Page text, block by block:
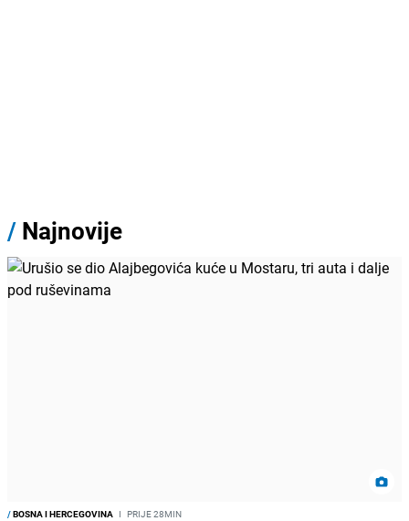
/ Najnovije
/BOSNA I HERCEGOVINA I PRIJE 28MIN